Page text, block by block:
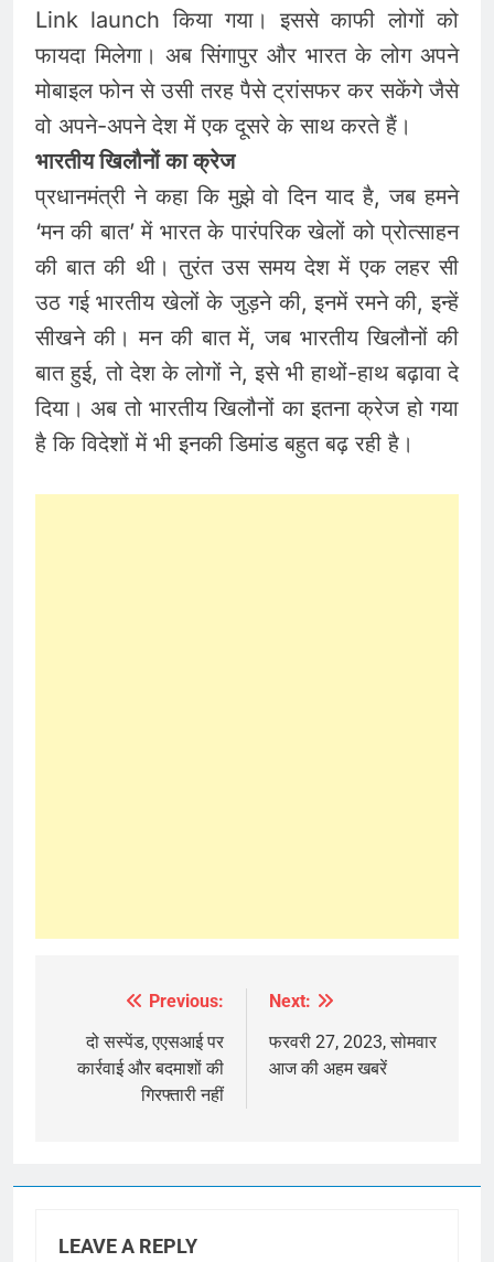
Link launch किया गया। इससे काफी लोगों को
फायदा मिलेगा। अब सिंगापुर और भारत के लोग अपने
मोबाइल फोन से उसी तरह पैसे ट्रांसफर कर सकेंगे जैसे
वो अपने-अपने देश में एक दूसरे के साथ करते हैं।
भारतीय खिलौनों का क्रेज
प्रधानमंत्री ने कहा कि मुझे वो दिन याद है, जब हमने
‘मन की बात’ में भारत के पारंपरिक खेलों को प्रोत्साहन
की बात की थी। तुरंत उस समय देश में एक लहर सी
उठ गई भारतीय खेलों के जुड़ने की, इनमें रमने की, इन्हें
सीखने की। मन की बात में, जब भारतीय खिलौनों की
बात हुई, तो देश के लोगों ने, इसे भी हाथों-हाथ बढ़ावा दे
दिया। अब तो भारतीय खिलौनों का इतना क्रेज हो गया
है कि विदेशों में भी इनकी डिमांड बहुत बढ़ रही है।
navigation
Previous:
दो सस्पेंड, एएसआई पर
कार्रवाई और बदमाशों की
गिरफ्तारी नहीं
Next:
फरवरी 27, 2023, सोमवार
आज की अहम खबरें
LEAVE A REPLY